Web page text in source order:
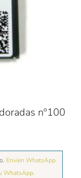
nº100
Envien WhatsApp.
WhatsApp.